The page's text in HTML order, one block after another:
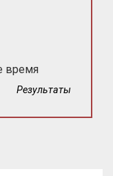
время
Результаты